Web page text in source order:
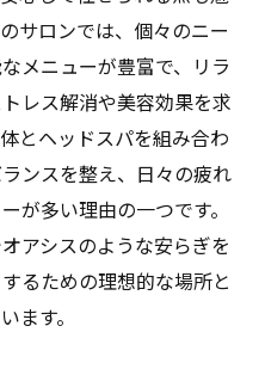
る特別なケア
リラクゼーションテク
全なリラックス
別なひととき
れる池袋の深い癒し
を整える整体
ユニークな体験
サロンでは、個々のニー
メニューが豊富で、リラ
レス解消や美容効果を求
とヘッドスパを組み合わ
ンスを整え、日々の疲れ
が多い理由の一つです。
アシスのような安らぎを
るための理想的な場所と
ます。